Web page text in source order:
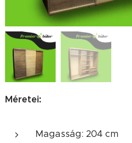
Méretei:
Magasság: 204 cm